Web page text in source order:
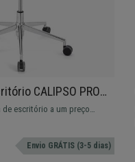
CALIPSO PRO
de Ajuste, Base
de escritório a um preço
é confortável e resistente,
a dia.
Envio GRÁTIS (3-5 dias)